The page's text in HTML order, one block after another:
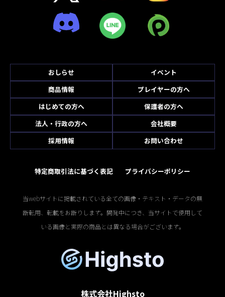
おしらせ
イベント
商品情報
プレイヤーの方へ
はじめての方へ
保護者の方へ
法人・行政の方へ
会社概要
採用情報
お問い合わせ
特定商取引法に基づく表記 プライバシーポリシー
当webサイトに掲載されている全ての画像・テキスト・データの無
断転用、転載をお断りします。開発中につき、当サイトで使用して
いる画像と実際の商品とは異なる場合がございます。
株式会社Highsto